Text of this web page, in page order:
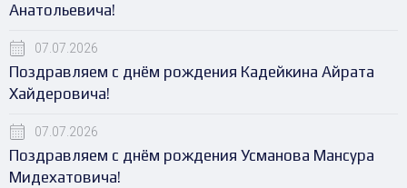
Анатольевича!
07.07.2026
Поздравляем с днём рождения Кадейкина Айрата
Хайдеровича!
07.07.2026
Поздравляем с днём рождения Усманова Мансура
Мидехатовича!